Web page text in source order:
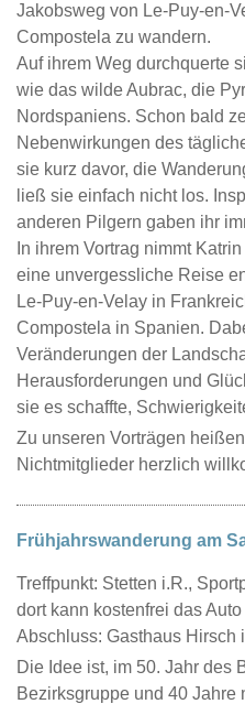
Jakobsweg von Le-Puy-en-
Compostela zu wandern.
Auf ihrem Weg durchquerte
wie das wilde Aubrac, die
Nordspaniens. Schon bald
Nebenwirkungen des
sie kurz davor, die
ließ sie einfach nicht los.
anderen Pilgern gaben ihr
In ihrem Vortrag nimmt
eine unvergessliche Reise
Le-Puy-en-Velay in
Compostela in Spanien.
Veränderungen der
Herausforderungen und
sie es schaffte,
Zu unseren Vorträgen
Nichtmitglieder herzlich
Frühjahrswanderung am
Treffpunkt: Stetten i.R.,
dort kann kostenfrei das
Abschluss: Gasthaus Hirsch
Die Idee ist, im 50. Jahr des
Bezirksgruppe und 40 Jahre